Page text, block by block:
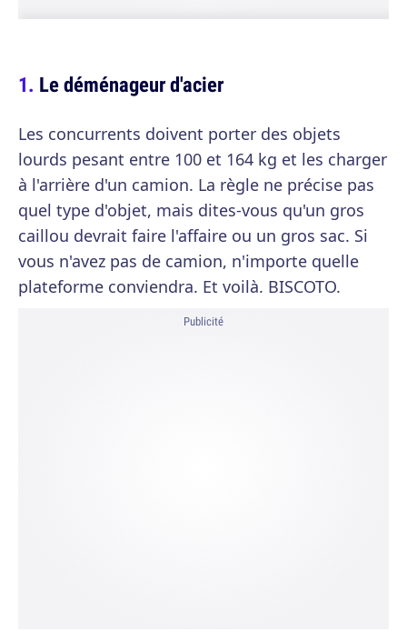
Le déménageur d'acier
Les concurrents doivent porter des objets
lourds pesant entre 100 et 164 kg et les charger
à l'arrière d'un camion. La règle ne précise pas
quel type d'objet, mais dites-vous qu'un gros
caillou devrait faire l'affaire ou un gros sac. Si
vous n'avez pas de camion, n'importe quelle
plateforme conviendra. Et voilà. BISCOTO.
Publicité